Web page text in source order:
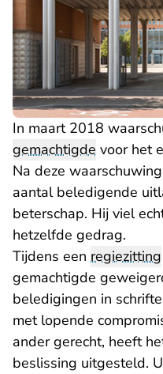
In maart 2018
gemachtigde voor het
Na deze
aantal beledigende
beterschap. Hij viel
hetzelfde gedrag.
Tijdens een regiezitting
gemachtigde
beledigingen in
met lopende
ander gerecht, heeft
beslissing uitgesteld.